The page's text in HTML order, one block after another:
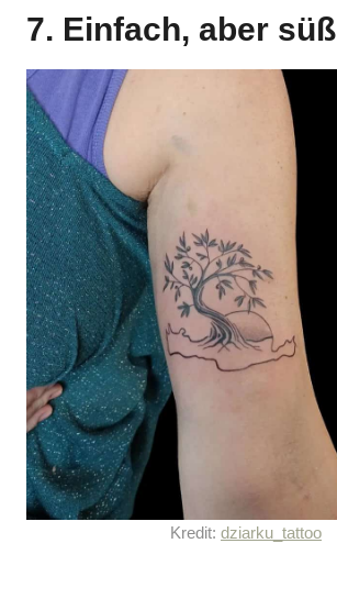
7. Einfach, aber süß
Kredit: dziarku_tattoo